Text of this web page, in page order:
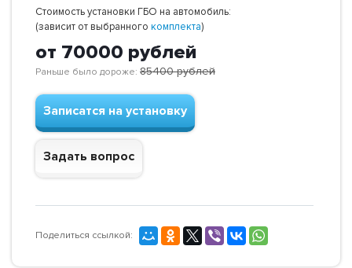
Стоимость установки ГБО на автомобиль:
(зависит от выбранного комплекта)
от 70000 рублей
Раньше было дороже: 85400рублей
Записатся на установку
Задать вопрос
Поделиться ссылкой: